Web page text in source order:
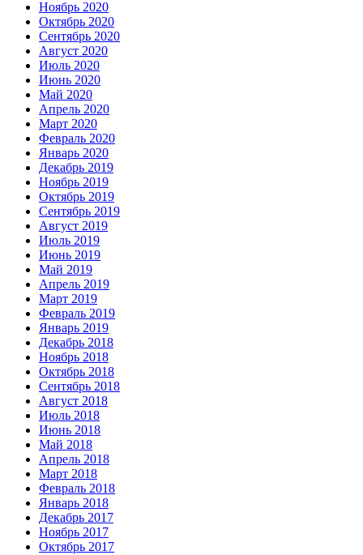
Ноябрь 2020
Октябрь 2020
Сентябрь 2020
Август 2020
Июль 2020
Июнь 2020
Май 2020
Апрель 2020
Март 2020
Февраль 2020
Январь 2020
Декабрь 2019
Ноябрь 2019
Октябрь 2019
Сентябрь 2019
Август 2019
Июль 2019
Июнь 2019
Май 2019
Апрель 2019
Март 2019
Февраль 2019
Январь 2019
Декабрь 2018
Ноябрь 2018
Октябрь 2018
Сентябрь 2018
Август 2018
Июль 2018
Июнь 2018
Май 2018
Апрель 2018
Март 2018
Февраль 2018
Январь 2018
Декабрь 2017
Ноябрь 2017
Октябрь 2017